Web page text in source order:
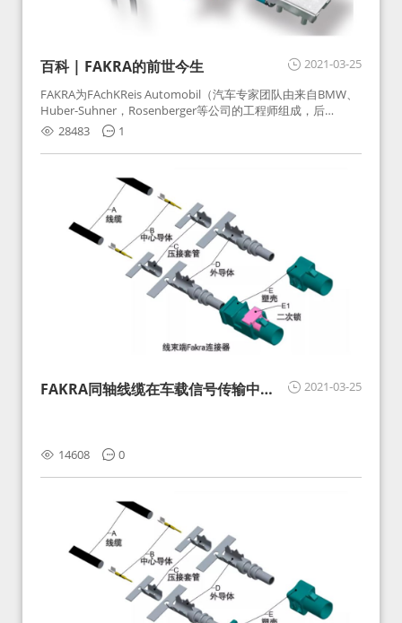
2021-03-25
百科 | FAKRA的前世今生
FAKRA为FAchKReis Automobil（汽车专家团队由来自BMW、
Huber-Suhner，Rosenberger等公司的工程师组成，后
Huber-Suhner相关连接器业务及技术在2010年并入
Rosenberger）缩写。起初为BMW需求用于车载收音机天线连
接，如今FAKRA已成为汽车行业通用标准的射频连接器，被业
28483 1
2021-03-25
FAKRA同轴线缆在车载信号传输中的
14608 0